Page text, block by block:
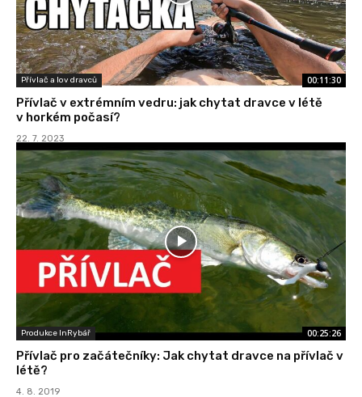
Přívlač a lov dravců 00:11:30
Přívlač v extrémním vedru: jak chytat dravce v létě
v horkém počasí?
22. 7. 2023
Produkce InRybář 00:25:26
Přívlač pro začátečníky: Jak chytat dravce na přívlač v
létě?
4. 8. 2019